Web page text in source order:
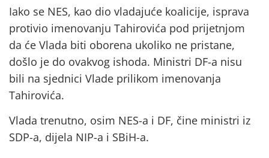
Iako se NES, kao dio vladajuće koalicije, isprava
protivio imenovanju Tahirovića pod prijetnjom
da će Vlada biti oborena ukoliko ne pristane,
došlo je do ovakvog ishoda. Ministri DF-a nisu
bili na sjednici Vlade prilikom imenovanja
Tahirovića.
Vlada trenutno, osim NES-a i DF, čine ministri iz
SDP-a, dijela NIP-a i SBiH-a.